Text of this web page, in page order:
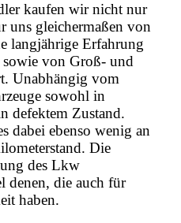
kaufen wir nicht nur
gleichermaßen von
langjährige Erfahrung
von Groß- und
Unabhängig vom
sowohl in
defektem Zustand.
dabei ebenso wenig an
Die
des Lkw
denen, die auch für
haben.